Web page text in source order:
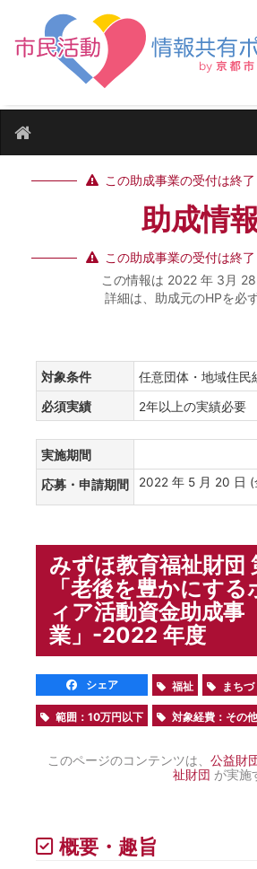
この助成事業の受付は終
助成情報
この助成事業の受付は終
この情報は 2022 年 3月 28
詳細は、助成元のHPを必
対象条件 任意団体・地域住
必須実績 2年以上の実績必要
実施期間
応募・申請期間 2022 年 5 月 20 日 (
みずほ教育福祉財団
「老後を豊かにす
ィア活動資金助成事
業」-2022 年度
シェア 福祉 まちづ
範囲：10万円以下 対象経費：その他
このページのコンテンツは、公益財
祉財団 が実施
概要・趣旨